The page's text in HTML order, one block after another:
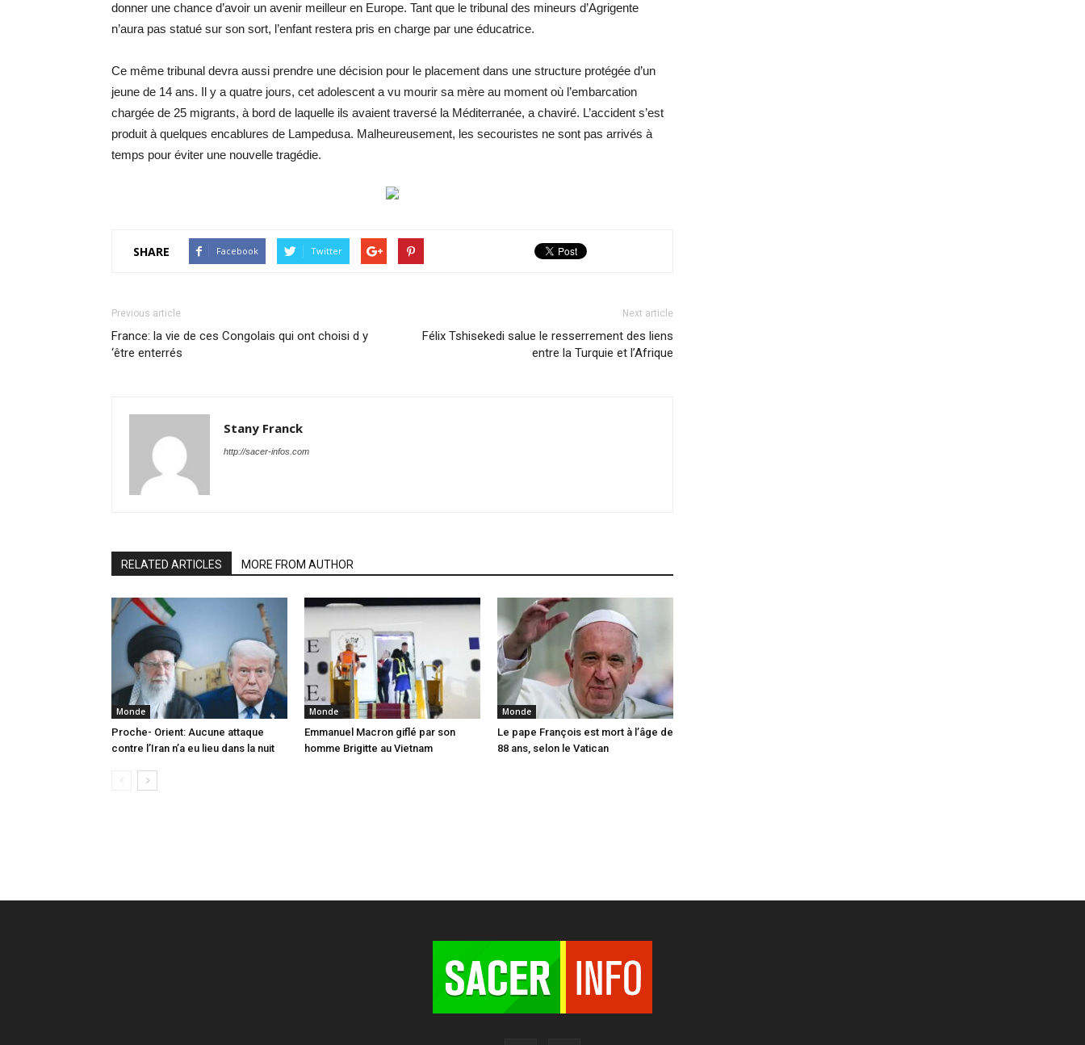
donner une chance d’avoir un avenir meilleur en Europe. Tant que le tribunal des mineurs d’Agrigente
n’aura pas statué sur son sort, l’enfant restera pris en charge par une éducatrice.
Ce même tribunal devra aussi prendre une décision pour le placement dans une structure protégée d’un
jeune de 14 ans. Il y a quatre jours, cet adolescent a vu mourir sa mère au moment où l’embarcation
chargée de 25 migrants, à bord de laquelle ils avaient traversé la Méditerranée, a chaviré. L’accident s’est
produit à quelques encablures de Lampedusa. Malheureusement, les secouristes ne sont pas arrivés à
temps pour éviter une nouvelle tragédie.
SHARE Facebook Twitter
Previous article
France: la vie de ces Congolais qui ont choisi d y
‘être enterrés
Next article
Félix Tshisekedi salue le resserrement des liens
entre la Turquie et l’Afrique
Stany Franck
http://sacer-infos.com
RELATED ARTICLES MORE FROM AUTHOR
Monde
Proche- Orient: Aucune attaque
contre l’Iran n’a eu lieu dans la nuit
Monde
Emmanuel Macron giflé par son
homme Brigitte au Vietnam
Monde
Le pape François est mort à l’âge de
88 ans, selon le Vatican